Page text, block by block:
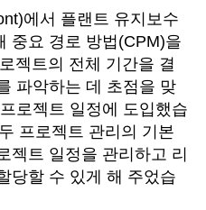
에서 플랜트 유지보수
중요 경로 방법(CPM)을
젝트의 전체 기간을 결
파악하는 데 초점을 맞
로젝트 일정에 도입했습
프로젝트 관리의 기본
젝트 일정을 관리하고 리
당할 수 있게 해 주었습